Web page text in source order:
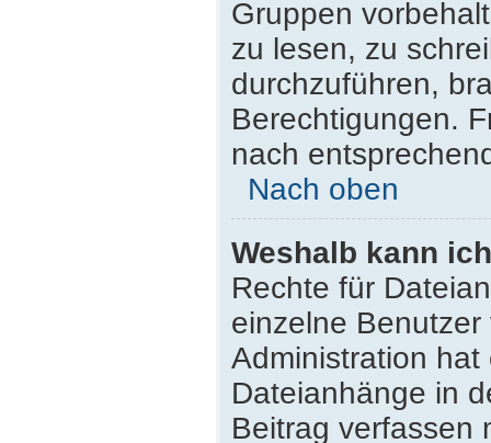
Gruppen
zu lesen, zu
durchzuführen,
Berechtigungen.
nach
Nach oben
Weshalb kann
Rechte für
einzelne
Administration
Dateianhänge in
Beitrag verfassen